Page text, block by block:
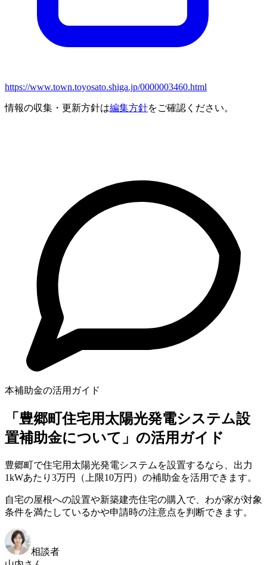
https://www.town.toyosato.shiga.jp/0000003460.html
情報の収集・更新方針は編集方針をご確認ください。
本補助金の活用ガイド
「豊郷町住宅用太陽光発電システム設
置補助金について」の活用ガイド
豊郷町で住宅用太陽光発電システムを設置するなら、出力
1kWあたり3万円（上限10万円）の補助金を活用できます。
自宅の屋根への設置や新築建売住宅の購入で、わが家が対象
条件を満たしているかや申請時の注意点を判断できます。
相談者